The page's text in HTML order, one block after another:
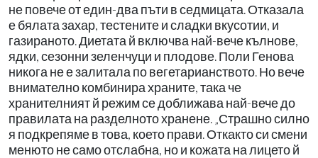
не повече от един-два пъти в седмицата. Отказала
е бялата захар, тестените и сладки вкусотии, и
газираното. Диетата й включва най-вече кълнове,
ядки, сезонни зеленчуци и плодове. Поли Генова
никога не е залитала по вегетарианството. Но вече
внимателно комбинира храните, така че
хранителният й режим се доближава най-вече до
правилата на разделното хранене. „Страшно силно
я подкрепяме в това, което прави. Откакто си смени
менюто не само отслабна, но и кожата на лицето й